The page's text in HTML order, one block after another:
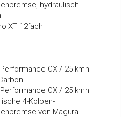
hydraulisch
XT 12fach
CX / 25 kmh
CX / 25 kmh
4-Kolben-
von Magura